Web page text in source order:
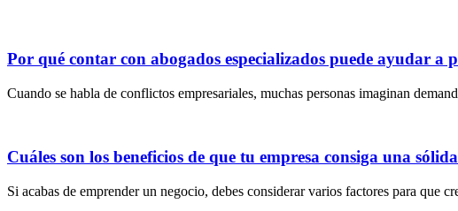
Por qué contar con abogados especializados puede ayudar a
Cuando se habla de conflictos empresariales, muchas personas imaginan
Cuáles son los beneficios de que tu empresa consiga una
Si acabas de emprender un negocio, debes considerar varios factores para que